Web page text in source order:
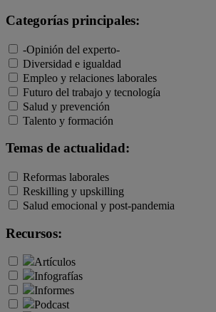
Categorías principales:
-Opinión del experto-
Diversidad e igualdad
Empleo y relaciones laborales
Futuro del trabajo y tecnología
Salud y prevención
Talento y formación
Temas de actualidad:
Reformas laborales
Reskilling y upskilling
Salud emocional y post-pandemia
Recursos:
Artículos
Infografías
Informes
Podcast